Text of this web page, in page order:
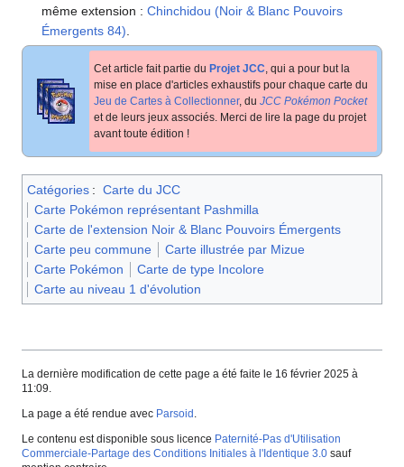
même extension :Chinchidou (Noir & Blanc Pouvoirs
Émergents 84).
Cet article fait partie du Projet JCC, qui a pour but la
mise en place d'articles exhaustifs pour chaque carte du
Jeu de Cartes à Collectionner, du JCC Pokémon Pocket
et de leurs jeux associés. Merci de lire la page du projet
avant toute édition !
Catégories : Carte du JCC
Carte Pokémon représentant Pashmilla
Carte de l'extension Noir & Blanc Pouvoirs Émergents
Carte peu commune
Carte illustrée par Mizue
Carte Pokémon
Carte de type Incolore
Carte au niveau 1 d'évolution
La dernière modification de cette page a été faite le 16 février 2025 à
11:09.
La page a été rendue avec Parsoid .
Le contenu est disponible sous licence Paternité-Pas d'Utilisation
Commerciale-Partage des Conditions Initiales à l'Identique 3.0 sauf